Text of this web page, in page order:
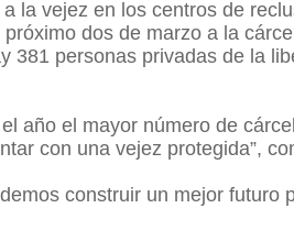
la vejez en los centros de
dos de marzo a la
381 personas privadas de la
año el mayor número de
con una vejez protegida”,
construir un mejor futuro